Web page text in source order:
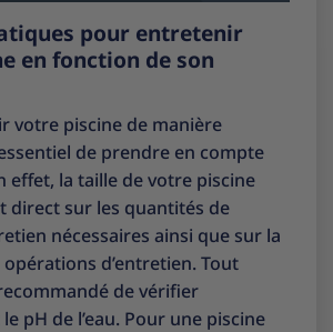
pour entretenir
en fonction de son
votre piscine de manière
de prendre en compte
effet, la taille de votre piscine
direct sur les quantités de
nécessaires ainsi que sur la
d’entretien. Tout
de vérifier
pH de l’eau. Pour une piscine